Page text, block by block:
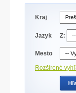
Kraj
Jazyk Z:
Mesto
Rozšírené